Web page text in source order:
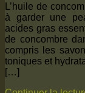
L’huile de
à garder une
acides gras
de concombre
compris les
toniques et
[…]